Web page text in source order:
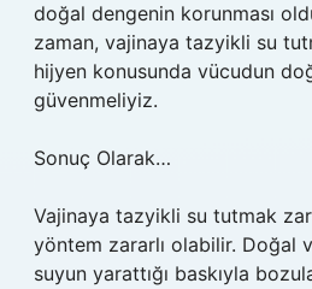
doğal dengenin korunması
zaman, vajinaya tazyikli su
hijyen konusunda vücudun
güvenmeliyiz.
Sonuç Olarak…
Vajinaya tazyikli su tutmak
yöntem zararlı olabilir. Doğal
suyun yarattığı baskıyla